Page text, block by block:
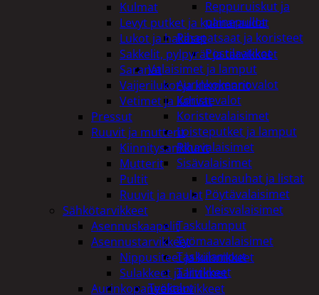
Reppuruiskut ja
painepullot
Pihapatsaat ja koristeet
Postilaatikot
Valaisimet ja lamput
Aurinkokennovalot
Koristevalot
Koristevalaisimet
Loisteputket ja lamput
Pihavalaisimet
Sisävalaisimet
Lednauhat ja listat
Pöytävalaisimet
Yleisvalaisimet
Taskulamput
Työmaavalaisimet
Taskulamput
Tarvikkeet
Työkalut
Kulmat
Levyt putket ja kulmaraudat
Lukot ja hakaset
Sakkelit, pylpyrät ja tarvikkeet
Saranat
Vaijerilukot ja klemmarit
Vetimet ja kahvat
Pressut
Ruuvit ja mutterit
Kiinnitysankkurit
Mutterit
Pultit
Ruuvit ja naulat
Sähkötarvikkeet
Asennuskaapelit
Asennustarvikkeet
Nippusiteet ja kiinnikkeet
Sulakkeet ja liittimet
Aurinkopaneelitarvikkeet